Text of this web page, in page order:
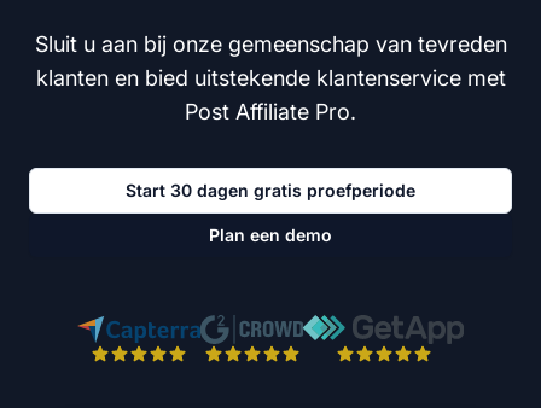
Sluit u aan bij onze gemeenschap van tevreden
klanten en bied uitstekende klantenservice met
Post Affiliate Pro.
Start 30 dagen gratis proefperiode
Plan een demo